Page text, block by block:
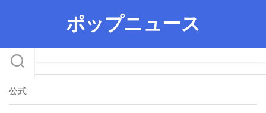
ポップニュース
公式